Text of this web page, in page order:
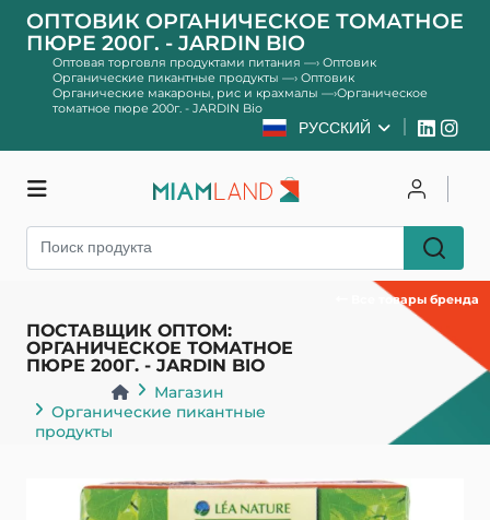
ОПТОВИК ОРГАНИЧЕСКОЕ ТОМАТНОЕ
ПЮРЕ 200Г. - JARDIN BIO
Оптовая торговля продуктами питания —› Оптовик
Органические пикантные продукты —› Оптовик
Органические макароны, рис и крахмалы —›Органическое
томатное пюре 200г. - JARDIN Bio
РУССКИЙ
ПОСТАВЩИК ОПТОМ:
ОРГАНИЧЕСКОЕ ТОМАТНОЕ
ПЮРЕ 200Г. - JARDIN BIO
Магазин
Органические пикантные
продукты
Все товары бренда
Чтобы залогиниться